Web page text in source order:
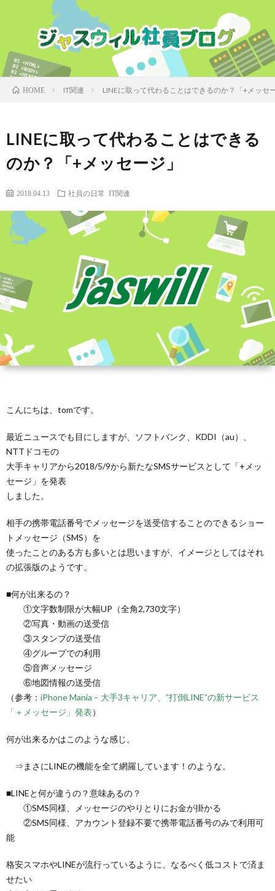
HOME IT関連 LINEに取って代わることはできるのか？「+メッセ
LINEに取って代わることはできる
のか？「+メッセージ」
2018.04.13 社員の日常 IT関連
こんにちは、tomです。
最近ニュースでも目にしますが、ソフトバンク、KDDI（au）、
NTTドコモの
大手キャリアから2018/5/9から新たなSMSサービスとして「+メッ
セージ」を発表
しました。
相手の携帯電話番号でメッセージを送受信することのできるショー
トメッセージ（SMS）を
使ったことのある方も多いとは思いますが、イメージとしてはそれ
の拡張版のようです。
■何が出来るの？
①文字数制限が大幅UP（全角2,730文字）
②写真・動画の送受信
③スタンプの送受信
④グループでの利用
⑤音声メッセージ
⑥地図情報の送受信
（参考： iPhone Mania – 大手3キャリア、”打倒LINE”の新サービス
「＋メッセージ」発表）
何が出来るかはこのような感じ。
⇒まさにLINEの機能を全て網羅しています！のような。
■LINEと何が違うの？意味あるの？
①SMS同様、メッセージのやりとりにお金が掛かる
②SMS同様、アカウント登録不要で携帯電話番号のみで利用可
能
格安スマホやLINEが流行っているように、なるべく低コストで済ま
せたい